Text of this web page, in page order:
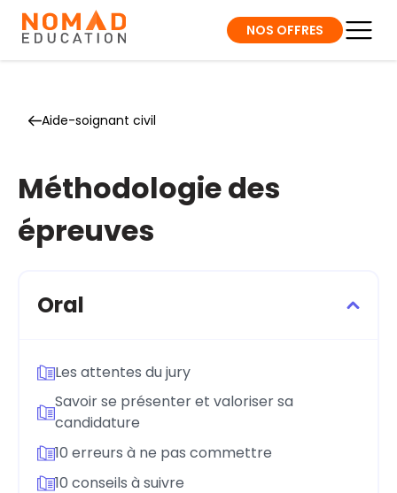
NOS OFFRES
Aide-soignant civil
Méthodologie des
épreuves
Oral
Les attentes du jury
Savoir se présenter et valoriser sa
candidature
10 erreurs à ne pas commettre
10 conseils à suivre